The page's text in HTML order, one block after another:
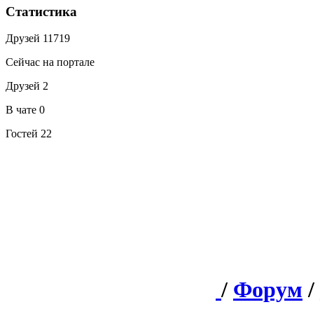
Статистика
Друзей 11719
Сейчас на портале
Друзей 2
В чате 0
Гостей 22
/ Форум /